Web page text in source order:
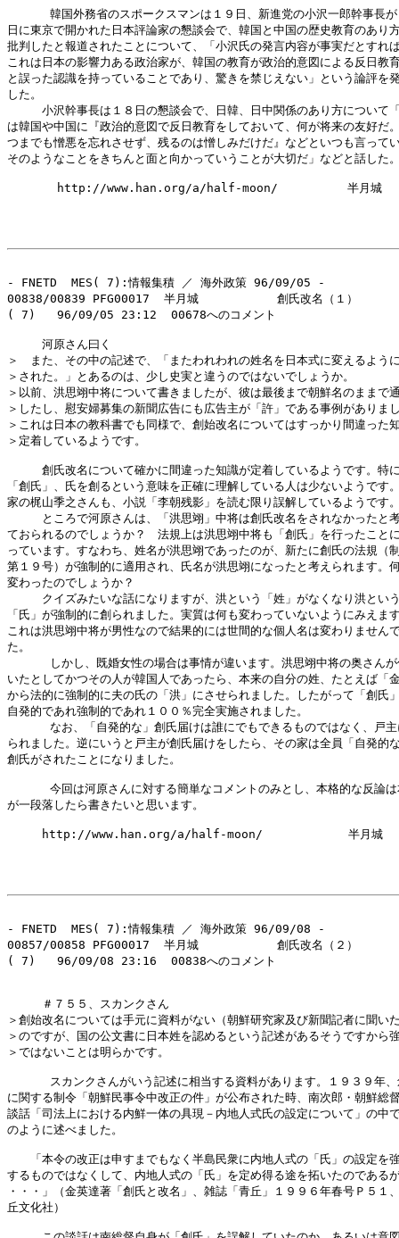
韓国外務省のスポークスマンは１９日、新進党の小沢一郎幹事長
日に東京で開かれた日本評論家の懇談会で、韓国と中国の歴史教育のあり
批判したと報道されたことについて、「小沢氏の発言内容が事実だとすれ
これは日本の影響力ある政治家が、韓国の教育が政治的意図による反日教
と誤った認識を持っていることであり、驚きを禁じえない」という論評を
した。
小沢幹事長は１８日の懇談会で、日韓、日中関係のあり方について
は韓国や中国に『政治的意図で反日教育をしておいて、何が将来の友好だ
つまでも憎悪を忘れさせず、残るのは憎しみだけだ』などといつも言って
そのようなことをきちんと面と向かっていうことが大切だ」などと話した
       http://www.han.org/a/half-moon/　　　　　　半月城
- FNETD  MES( 7):情報集積 ／ 海外政策 96/09/05 -
00838/00839 PFG00017  半月城           創氏改名（１）
( 7)   96/09/05 23:12  00678へのコメント
河原さん曰く
＞　また、その中の記述で、「またわれわれの姓名を日本式に変えるよう
＞された。」とあるのは、少し史実と違うのではないでしょうか。
＞以前、洪思翊中将について書きましたが、彼は最後まで朝鮮名のままで
＞したし、慰安婦募集の新聞広告にも広告主が「許」である事例がありま
＞これは日本の教科書でも同様で、創始改名についてはすっかり間違った
＞定着しているようです。
創氏改名について確かに間違った知識が定着しているようです。特
「創氏」、氏を創るという意味を正確に理解している人は少ないようです
家の梶山季之さんも、小説「李朝残影」を読む限り誤解しているようです
ところで河原さんは、「洪思翊」中将は創氏改名をされなかったと
ておられるのでしょうか？　法規上は洪思翊中将も「創氏」を行ったこと
っています。すなわち、姓名が洪思翊であったのが、新たに創氏の法規（
第１９号）が強制的に適用され、氏名が洪思翊になったと考えられます。
変わったのでしょうか？
クイズみたいな話になりますが、洪という「姓」がなくなり洪とい
「氏」が強制的に創られました。実質は何も変わっていないようにみえま
これは洪思翊中将が男性なので結果的には世間的な個人名は変わりません
た。
しかし、既婚女性の場合は事情が違います。洪思翊中将の奥さん
いたとしてかつその人が韓国人であったら、本来の自分の姓、たとえば「
から法的に強制的に夫の氏の「洪」にさせられました。したがって「創氏
自発的であれ強制的であれ１００％完全実施されました。
なお、「自発的な」創氏届けは誰にでもできるものではなく、戸
られました。逆にいうと戸主が創氏届けをしたら、その家は全員「自発的
創氏がされたことになりました。
今回は河原さんに対する簡単なコメントのみとし、本格的な反論
が一段落したら書きたいと思います。
http://www.han.org/a/half-moon/            半月城
- FNETD  MES( 7):情報集積 ／ 海外政策 96/09/08 -
00857/00858 PFG00017  半月城           創氏改名（２）
( 7)   96/09/08 23:16  00838へのコメント
＃７５５、スカンクさん
＞創始改名については手元に資料がない（朝鮮研究家及び新聞記者に聞い
＞のですが、国の公文書に日本姓を認めるという記述があるそうですから
＞ではないことは明らかです。
スカンクさんがいう記述に相当する資料があります。１９３９年
に関する制令「朝鮮民事令中改正の件」が公布された時、南次郎・朝鮮総
談話「司法上における内鮮一体の具現－内地人式氏の設定について」の中
のように述べました。
「本令の改正は申すまでもなく半島民衆に内地人式の「氏」の設定を
するものではなくして、内地人式の「氏」を定め得る途を拓いたのである
・・・」（金英達著「創氏と改名」、雑誌「青丘」１９９６年春号Ｐ５１
丘文化社）